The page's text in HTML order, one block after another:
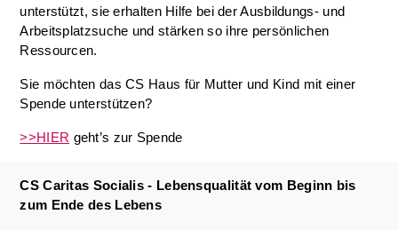
unterstützt, sie erhalten Hilfe bei der Ausbildungs- und
Arbeitsplatzsuche und stärken so ihre persönlichen
Ressourcen.
Sie möchten das CS Haus für Mutter und Kind mit einer
Spende unterstützen?
>>HIER geht’s zur Spende
CS Caritas Socialis - Lebensqualität vom Beginn bis
zum Ende des Lebens